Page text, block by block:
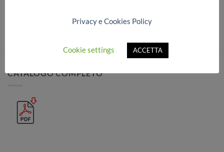
CATALOGO COMPLETO
Privacy e Cookies Policy
Cookie settings ACCETTA